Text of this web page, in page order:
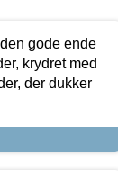
gode ende
krydret med
der dukker